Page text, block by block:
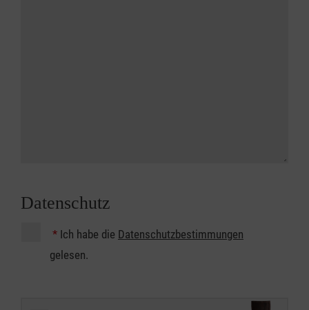
Datenschutz
* Ich habe die Datenschutzbestimmungen
gelesen.